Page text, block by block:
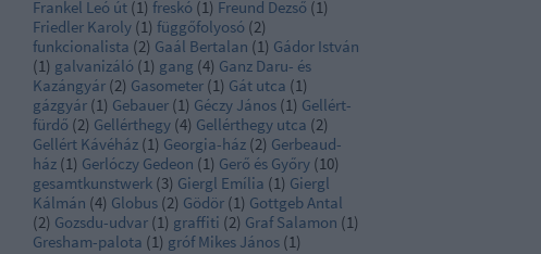
Frankel Leó út (1) freskó (1) Freund Dezső (1)
Friedler Karoly (1) függőfolyosó (2)
funkcionalista (2) Gaál Bertalan (1) Gádor István
(1) galvanizáló (1) gang (4) Ganz Daru- és
Kazángyár (2) Gasometer (1) Gát utca (1)
gázgyár (1) Gebauer (1) Géczy János (1) Gellért-
fürdő (2) Gellérthegy (4) Gellérthegy utca (2)
Gellért Kávéház (1) Georgia-ház (2) Gerbeaud-
ház (1) Gerlóczy Gedeon (1) Gerő és Győry (10)
gesamtkunstwerk (3) Giergl Emília (1) Giergl
Kálmán (4) Globus (2) Gödör (1) Gottgeb Antal
(2) Gozsdu-udvar (1) graffiti (2) Graf Salamon (1)
Gresham-palota (1) gróf Mikes János (1)